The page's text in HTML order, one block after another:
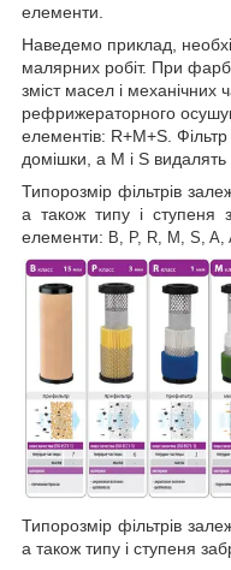
елементи.
Наведемо приклад,
малярних робіт. При
зміст масел і механічних
рефрижераторного
елементів: R+M+S.
домішки, а M і S видалять
Типорозмір фільтрів
а також типу і ступеня
елементи: B, P, R, M, S, A,
Типорозмір фільтрів
а також типу і ступеня